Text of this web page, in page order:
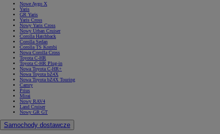
Nowe Aygo X
Yaris
GR Yaris
Yaris Cross
Nowy Yaris Cross
Nowy Urban Cruiser
Corolla Hatchback
Corolla Sedan
Corolla TS Kombi
Nowa Corolla Cross
Toyota C-HR
Toyota C-HR Plug-in
Nowa Toyota C-HR+
Nowa Toyota bZ4X
Nowa Toyota bZ4X Touring
Camry
Prius
Mirai
Nowy RAV4
Land Cruiser
Nowy GR GT
Samochody dostawcze